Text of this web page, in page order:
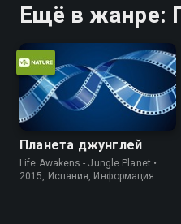
Ещё в жанре:
Планета джунглей
Life Awakens - Jungle Planet •
2015, Испания, Информация